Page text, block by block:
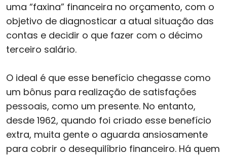
uma “faxina” financeira no orçamento, com o
objetivo de diagnosticar a atual situação das
contas e decidir o que fazer com o décimo
terceiro salário.
O ideal é que esse benefício chegasse como
um bônus para realização de satisfações
pessoais, como um presente. No entanto,
desde 1962, quando foi criado esse benefício
extra, muita gente o aguarda ansiosamente
para cobrir o desequilíbrio financeiro. Há quem